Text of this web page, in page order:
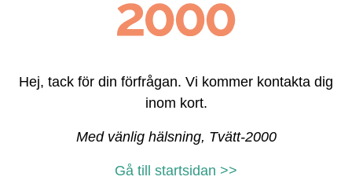
Hej, tack för din förfrågan. Vi kommer kontakta dig
inom kort.
Med vänlig hälsning, Tvätt-2000
Gå till startsidan >>